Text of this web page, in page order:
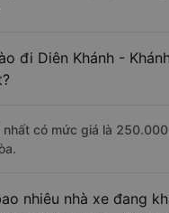
đi Diên Khánh -
nhất có mức giá là
nhiêu nhà xe đang